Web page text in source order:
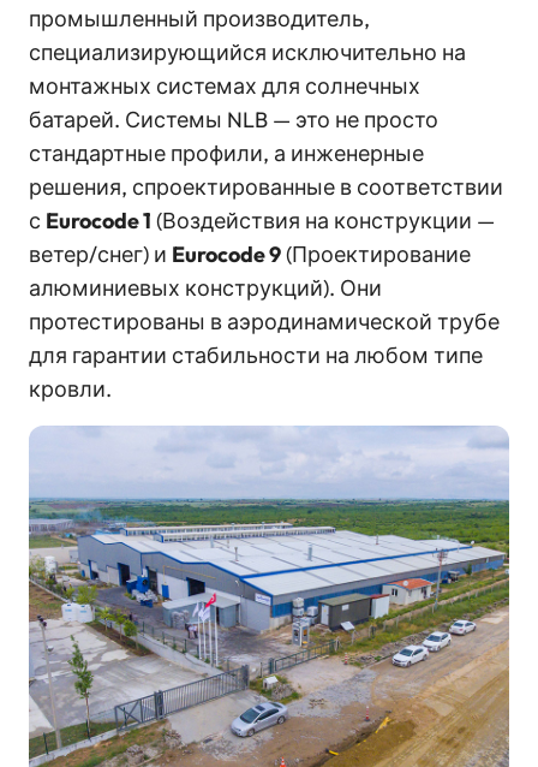
промышленный производитель,
специализирующийся исключительно на
монтажных системах для солнечных
батарей. Системы NLB — это не просто
стандартные профили, а инженерные
решения, спроектированные в соответствии
с Eurocode 1 (Воздействия на конструкции —
ветер/снег) и Eurocode 9(Проектирование
алюминиевых конструкций). Они
протестированы в аэродинамической трубе
для гарантии стабильности на любом типе
кровли.